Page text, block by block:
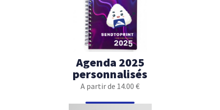
Agenda 2025
personnalisés
A partir de 14.00 €